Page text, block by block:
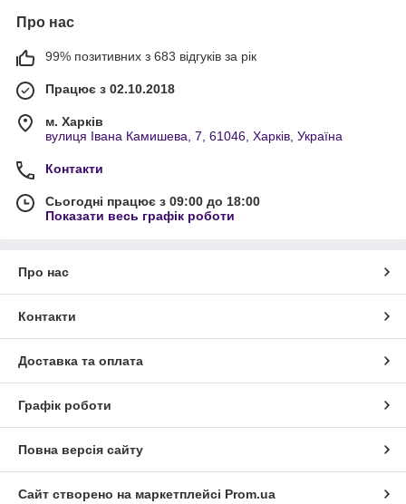
Про нас
99% позитивних з 683 відгуків за рік
Працює з 02.10.2018
м. Харків
вулиця Івана Камишева, 7, 61046, Харків, Україна
Контакти
Сьогодні працює з 09:00 до 18:00
Показати весь графік роботи
Про нас
Контакти
Доставка та оплата
Графік роботи
Повна версія сайту
Сайт створено на маркетплейсі Prom.ua